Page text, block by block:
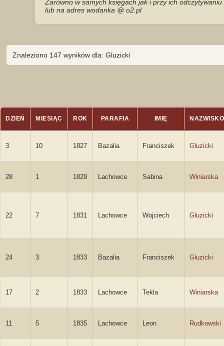
Zarówno w samych księgach jak i przy ich
lub na adres wodanka @ o2.pl
Znaleziono 147 wyników dla: Gluzicki
DZIEŃ MIESIĄC ROK PARAFIA IMIĘ NAZWISKO
3 10 1827 Bazalia Franciszek Gluzicki
28 1 1829 Lachowce Sabina Winiarska
22 7 1831 Lachowce Wojciech Gluzicki
24 3 1833 Bazalia Franciszek Gluzicki
17 2 1833 Lachowce Tekla Winiarska
11 5 1835 Lachowce Leon Rudkowski